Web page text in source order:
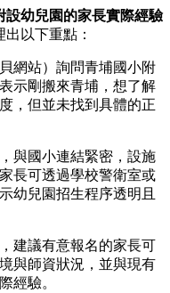
設幼兒園的家長實際經驗
以下重點：
網站）詢問青埔國小附
示剛搬來青埔，想了解
，但並未找到具體的正
與國小連結緊密，設施
長可透過學校警衛室或
幼兒園招生程序透明且
建議有意報名的家長可
與師資狀況，並與現有
經驗。